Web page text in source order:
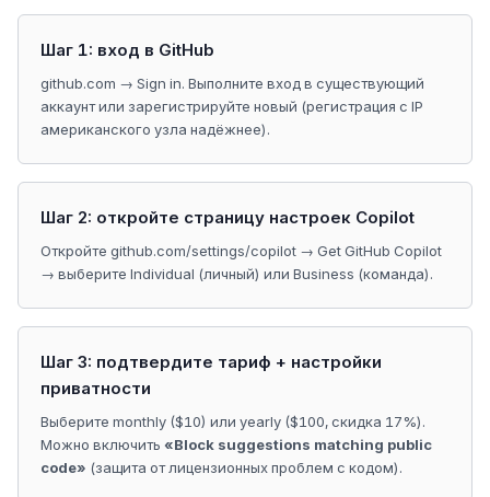
Шаг 1: вход в GitHub
github.com → Sign in. Выполните вход в существующий
аккаунт или зарегистрируйте новый (регистрация с IP
американского узла надёжнее).
Шаг 2: откройте страницу настроек Copilot
Откройте github.com/settings/copilot → Get GitHub Copilot
→ выберите Individual (личный) или Business (команда).
Шаг 3: подтвердите тариф + настройки
приватности
Выберите monthly ($10) или yearly ($100, скидка 17%).
Можно включить «Block suggestions matching public
code» (защита от лицензионных проблем с кодом).